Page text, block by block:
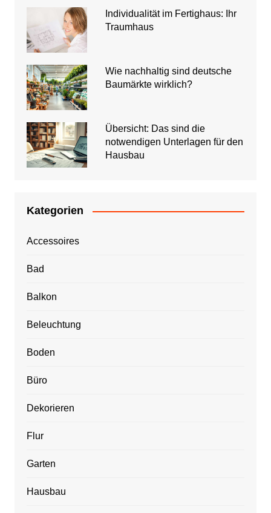
Individualität im Fertighaus: Ihr
Traumhaus
Wie nachhaltig sind deutsche
Baumärkte wirklich?
Übersicht: Das sind die
notwendigen Unterlagen für den
Hausbau
Kategorien
Accessoires
Bad
Balkon
Beleuchtung
Boden
Büro
Dekorieren
Flur
Garten
Hausbau